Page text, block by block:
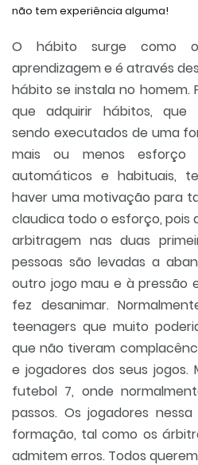
não tem experiência alguma!
O hábito surge como
aprendizagem e é através
hábito se instala no homem.
que adquirir hábitos, que
sendo executados de uma
mais ou menos
automáticos e habituais,
haver uma motivação para
claudica todo o esforço, pois
arbitragem nas duas
pessoas são levadas a
outro jogo mau e à pressão
fez desanimar.
teenagers que muito
que não tiveram
e jogadores dos seus jogos.
futebol 7, onde
passos. Os jogadores
formação, tal como os
admitem erros. Todos